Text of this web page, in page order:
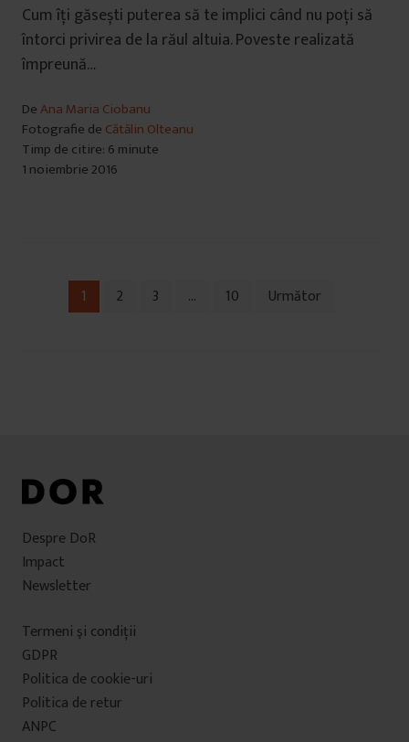
Cum îți găsești puterea să te implici când nu poți să
întorci privirea de la răul altuia. Poveste realizată
împreună…
DeAna Maria Ciobanu
Fotografie de Cătălin Olteanu
Timp de citire: 6 minute
1 noiembrie 2016
Navigare
1 2 3 … 10 Următor
Despre DoR
Impact
Newsletter
Termeni şi condiţii
GDPR
Politica de cookie-uri
Politica de retur
ANPC